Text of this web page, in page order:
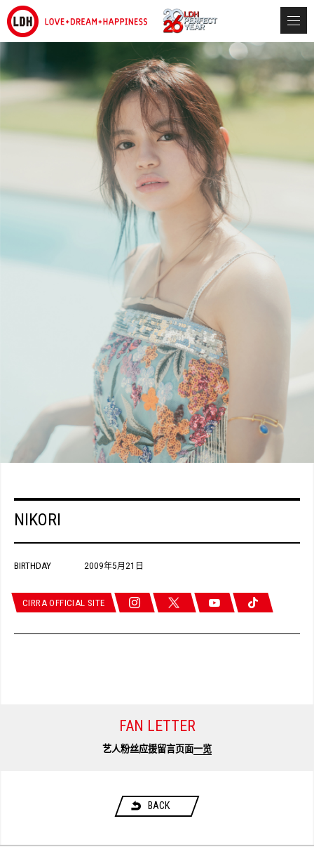
NIKORI
BIRTHDAY 2009年5月21日
CIRRA OFFICIAL SITE
FAN LETTER
艺人粉丝应援留言页面一览
BACK